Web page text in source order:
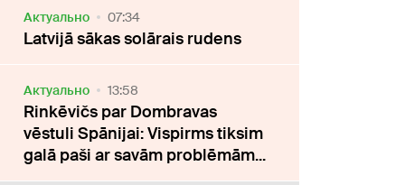
Актуально 07:34
Latvijā sākas solārais rudens
Актуально 13:58
Rinkēvičs par Dombravas
vēstuli Spānijai: Vispirms tiksim
galā paši ar savām problēmām...